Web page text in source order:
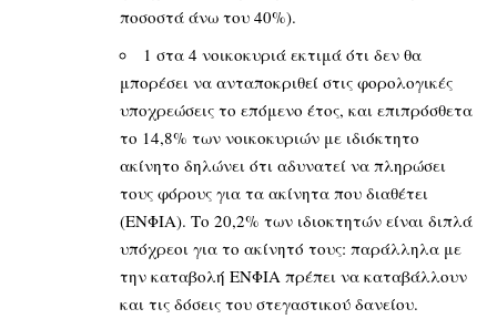
ποσοστά άνω του 40%).
1 στα 4 νοικοκυριά εκτιμά ότι δεν θα
μπορέσει να ανταποκριθεί στις φορολογικές
υποχρεώσεις το επόμενο έτος, και επιπρόσθετα
το 14,8% των νοικοκυριών με ιδιόκτητο
ακίνητο δηλώνει ότι αδυνατεί να πληρώσει
τους φόρους για τα ακίνητα που διαθέτει
(ΕΝΦΙΑ). Tο 20,2% των ιδιοκτητών είναι διπλά
υπόχρεοι για το ακίνητό τους: παράλληλα με
την καταβολή ΕΝΦΙΑ πρέπει να καταβάλλουν
και τις δόσεις του στεγαστικού δανείου.